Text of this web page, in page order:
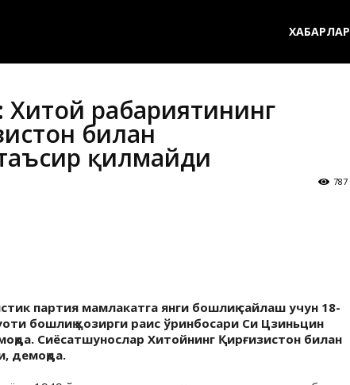
ХАБАРЛАР
раҳбариятининг
билан
қилмайди
787
партия мамлакатга янги бошлиқ сайлаш учун 18-
бошлиқ ҳозирги раис ўринбосари Си Цзиньцин
Сиёсатшунослар Хитойнинг Қирғизистон билан
демоқда.